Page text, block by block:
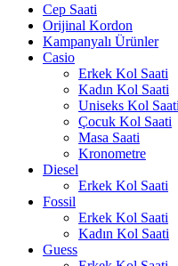
Cep Saati
Orijinal Kordon
Kampanyalı Ürünler
Casio
Erkek Kol Saati
Kadın Kol Saati
Uniseks Kol Saati
Çocuk Kol Saati
Masa Saati
Kronometre
Diesel
Erkek Kol Saati
Fossil
Erkek Kol Saati
Kadın Kol Saati
Guess